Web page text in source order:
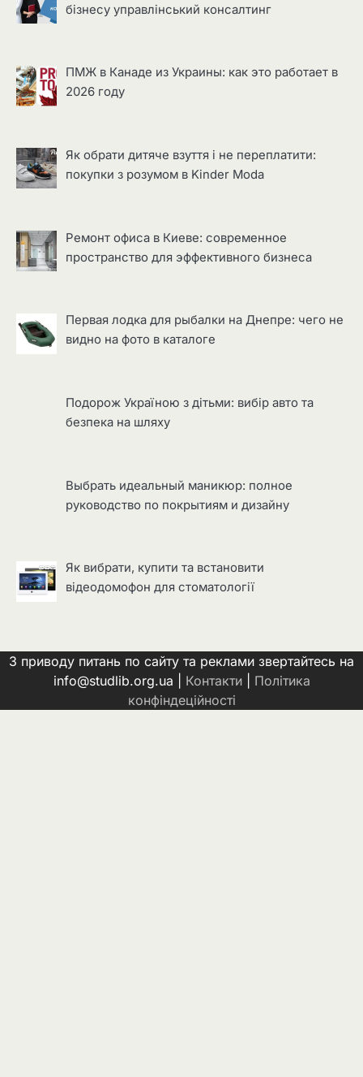
бізнесу управлінський консалтинг
ПМЖ в Канаде из Украины: как это работает в
2026 году
Як обрати дитяче взуття і не переплатити:
покупки з розумом в Kinder Moda
Ремонт офиса в Киеве: современное
пространство для эффективного бизнеса
Первая лодка для рыбалки на Днепре: чего не
видно на фото в каталоге
Подорож Україною з дітьми: вибір авто та
безпека на шляху
Выбрать идеальный маникюр: полное
руководство по покрытиям и дизайну
Як вибрати, купити та встановити
відеодомофон для стоматології
З приводу питань по сайту та реклами звертайтесь на
info@studlib.org.ua | Контакти| Політика
конфіндеційності